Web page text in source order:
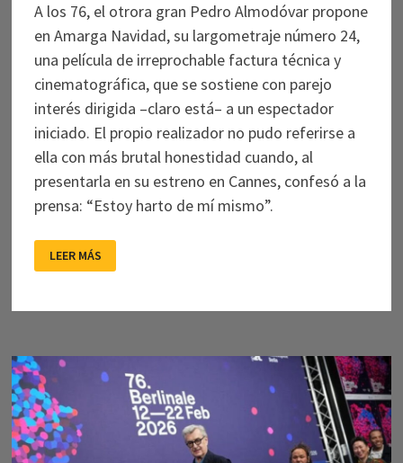
A los 76, el otrora gran Pedro Almodóvar propone
en Amarga Navidad, su largometraje número 24,
una película de irreprochable factura técnica y
cinematográfica, que se sostiene con parejo
interés dirigida –claro está– a un espectador
iniciado. El propio realizador no pudo referirse a
ella con más brutal honestidad cuando, al
presentarla en su estreno en Cannes, confesó a la
prensa: “Estoy harto de mí mismo”.
FILME
MENOR
OTOÑAL
HECHO,
DESTINADO
ESTA
VEZ
A
LA
CINEFILIA
LEER MÁS